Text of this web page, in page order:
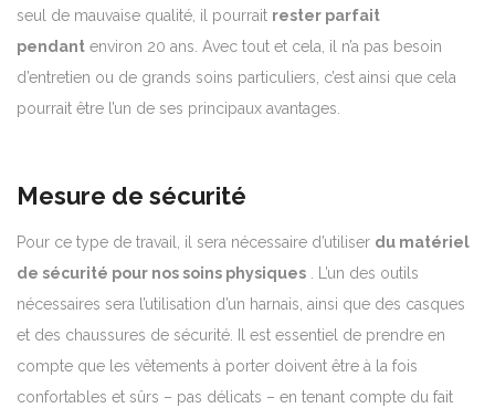
seul de mauvaise qualité, il pourrait rester parfait
pendant environ 20 ans. Avec tout et cela, il n’a pas besoin
d’entretien ou de grands soins particuliers, c’est ainsi que cela
pourrait être l’un de ses principaux avantages.
Mesure de sécurité
Pour ce type de travail, il sera nécessaire d’utiliser du matériel
de sécurité pour nos soins physiques . L’un des outils
nécessaires sera l’utilisation d’un harnais, ainsi que des casques
et des chaussures de sécurité. Il est essentiel de prendre en
compte que les vêtements à porter doivent être à la fois
confortables et sûrs – pas délicats – en tenant compte du fait